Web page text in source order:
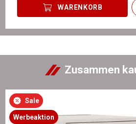
WARENKORB
Zusammen
Sale
Werbeaktion